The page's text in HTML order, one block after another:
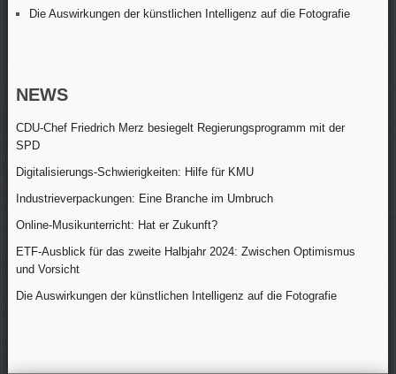
Die Auswirkungen der künstlichen Intelligenz auf die Fotografie
NEWS
CDU-Chef Friedrich Merz besiegelt Regierungsprogramm mit der
SPD
Digitalisierungs-Schwierigkeiten: Hilfe für KMU
Industrieverpackungen: Eine Branche im Umbruch
Online-Musikunterricht: Hat er Zukunft?
ETF-Ausblick für das zweite Halbjahr 2024: Zwischen Optimismus
und Vorsicht
Die Auswirkungen der künstlichen Intelligenz auf die Fotografie